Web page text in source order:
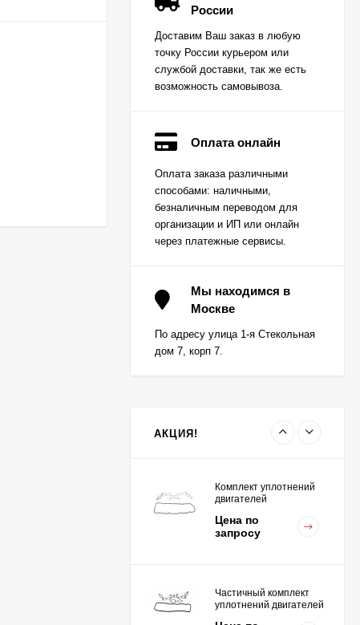
России
Доставим Ваш заказ в любую
точку России курьером или
службой доставки, так же есть
возможность самовывоза.
Оплата онлайн
Оплата заказа различными
способами: наличными,
безналичным переводом для
организации и ИП или онлайн
через платежные сервисы.
Мы находимся в
Москве
По адресу улица 1-я Стекольная
дом 7, корп 7.
АКЦИЯ!
Вкладыш коренной
(0,25) (1шт - 1
половинка) для
двигателей
K15,K21,K25
запросу
(1шт - 1 половинка) для
двигателей
K15,K21,K25
Цена по
Комплект уплотнений
двигателей
Цена по
запросу
Частичный комплект
уплотнений двигателей